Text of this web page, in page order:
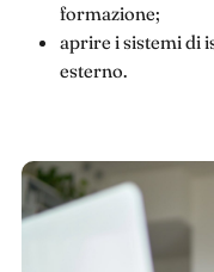
formazione;
aprire i sistemi di
esterno.